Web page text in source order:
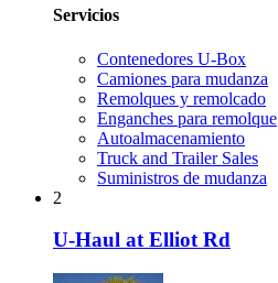
Servicios
Contenedores U-Box
Camiones para mudanza
Remolques y remolcado
Enganches para remolque
Autoalmacenamiento
Truck and Trailer Sales
Suministros de mudanza
2
U-Haul at Elliot Rd